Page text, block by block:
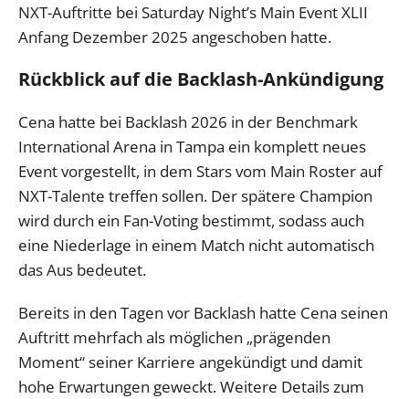
NXT-Auftritte bei Saturday Night’s Main Event XLII
Anfang Dezember 2025 angeschoben hatte.
Rückblick auf die Backlash-Ankündigung
Cena hatte bei Backlash 2026 in der Benchmark
International Arena in Tampa ein komplett neues
Event vorgestellt, in dem Stars vom Main Roster auf
NXT-Talente treffen sollen. Der spätere Champion
wird durch ein Fan-Voting bestimmt, sodass auch
eine Niederlage in einem Match nicht automatisch
das Aus bedeutet.
Bereits in den Tagen vor Backlash hatte Cena seinen
Auftritt mehrfach als möglichen „prägenden
Moment“ seiner Karriere angekündigt und damit
hohe Erwartungen geweckt. Weitere Details zum